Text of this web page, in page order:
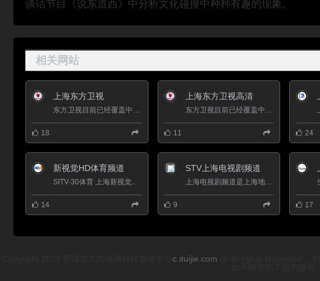
谈话节目《说东道西》中分析文化碰撞中种种有趣的现象。
相关网站
上海东方卫视
18
上海东方卫视高清
11 24
新视觉HD体育频道
14
STV上海电视剧频道
上海电视剧频道是上海地区唯一一个&ldquo;大容量、密集型、覆盖式&rdquo;播出影视剧类节目的专业频道，每天20...
9 17
c.ituijie.com